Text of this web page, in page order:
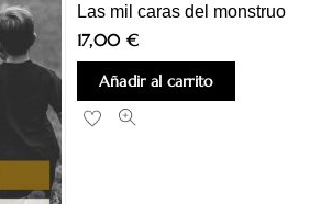
Las mil caras del monstruo
17,00 €
Añadir al carrito